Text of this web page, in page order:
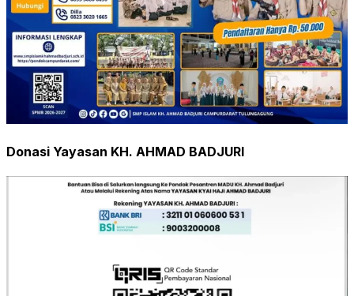
Donasi Yayasan KH. AHMAD BADJURI